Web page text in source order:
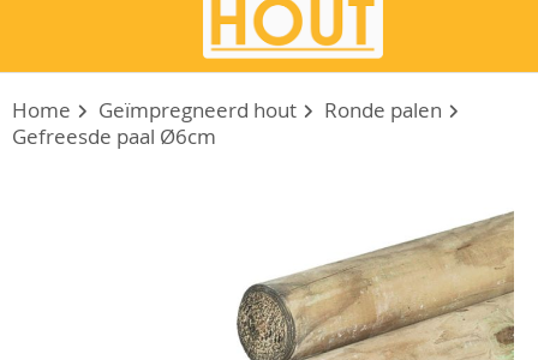
Home Geïmpregneerd hout
Ronde palen
Gefreesde paal Ø6cm